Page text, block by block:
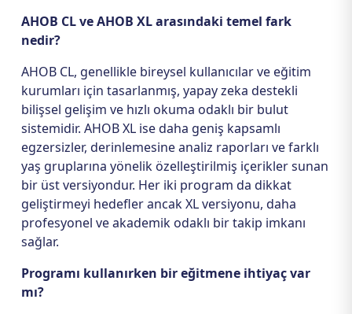
AHOB CL ve AHOB XL arasındaki temel fark
nedir?
AHOB CL, genellikle bireysel kullanıcılar ve eğitim
kurumları için tasarlanmış, yapay zeka destekli
bilişsel gelişim ve hızlı okuma odaklı bir bulut
sistemidir. AHOB XL ise daha geniş kapsamlı
egzersizler, derinlemesine analiz raporları ve farklı
yaş gruplarına yönelik özelleştirilmiş içerikler sunan
bir üst versiyondur. Her iki program da dikkat
geliştirmeyi hedefler ancak XL versiyonu, daha
profesyonel ve akademik odaklı bir takip imkanı
sağlar.
Programı kullanırken bir eğitmene ihtiyaç var
mı?